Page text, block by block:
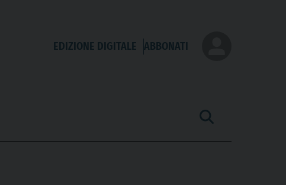
EDIZIONE DIGITALE ABBONATI